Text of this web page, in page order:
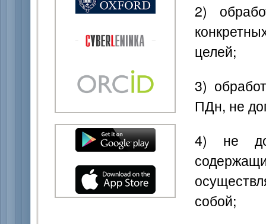
2)
целей;
3)
ПДн, не
4) не
собой;